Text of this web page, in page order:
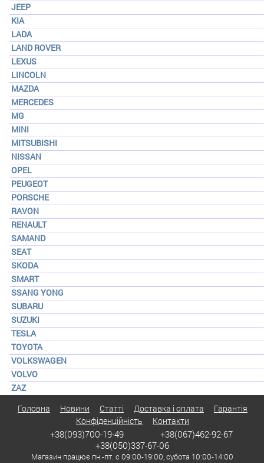
JEEP
KIA
LADA
LAND ROVER
LEXUS
LINCOLN
MAZDA
MERCEDES
MG
MINI
MITSUBISHI
NISSAN
OPEL
PEUGEOT
PORSCHE
RAVON
RENAULT
SAMAND
SEAT
SKODA
SMART
SSANG YONG
SUBARU
SUZUKI
TESLA
TOYOTA
VOLKSWAGEN
VOLVO
ZAZ
Головна Новини Статті Доставка і оплата
Гарантія
Конфіденційність
Контакти
+38(093)700-19-49
+38(067)462-92-67
+38(050)337-67-06
Магазин працює пн.-пт. с 09:00-19:00, субота 10:00-14:00